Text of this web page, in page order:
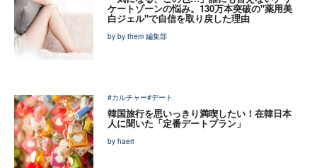
ケートゾーンの悩み。130万本突破の"薬用美
白ジェル"で自信を取り戻した理由
by by them 編集部
#カルチャー#デート
韓国旅行を思いっきり満喫したい！在韓日本
人に聞いた「定番デートプラン」
by haeri